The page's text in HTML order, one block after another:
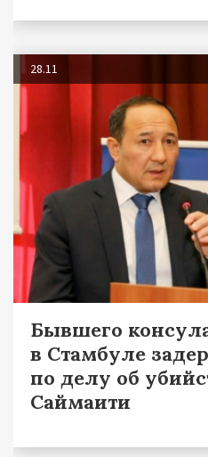
28.11
Бывшего
в Стамбуле
по делу об
Саймаити